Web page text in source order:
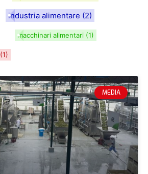
MEDIA
industria alimentare (2)
macchinari alimentari (1)
(1)